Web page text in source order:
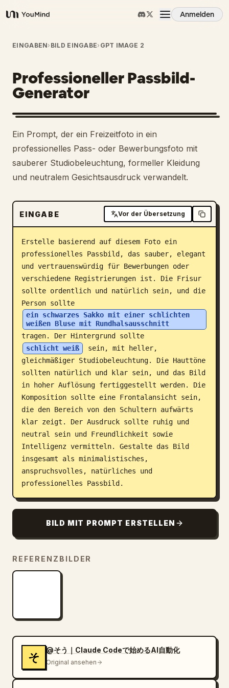
YouMind
Anmelden
Übersicht
Anwendungsfälle
Fähigkeiten
Prompts
Preise
Download
Blog
Updates
EINGABEN› BILD EINGABE› GPT IMAGE 2
Professioneller Passbild-
Generator
Ein Prompt, der ein Freizeitfoto in ein
professionelles Pass- oder Bewerbungsfoto mit
sauberer Studiobeleuchtung, formeller Kleidung
und neutralem Gesichtsausdruck verwandelt.
EINGABE Vor der Übersetzung
Erstelle basierend auf diesem Foto ein
professionelles Passbild, das sauber, elegant
und vertrauenswürdig für Bewerbungen oder
verschiedene Registrierungen ist. Die Frisur
sollte ordentlich und natürlich sein, und die
Person sollte
ein schwarzes Sakko mit einer schlichten
weißen Bluse mit Rundhalsausschnitt
tragen. Der Hintergrund sollte
schlicht weiß
sein, mit heller,
gleichmäßiger Studiobeleuchtung. Die Hauttöne
sollten natürlich und klar sein, und das Bild
in hoher Auflösung fertiggestellt werden. Die
Komposition sollte eine Frontalansicht sein,
die den Bereich von den Schultern aufwärts
klar zeigt. Der Ausdruck sollte ruhig und
neutral sein und Freundlichkeit sowie
Intelligenz vermitteln. Gestalte das Bild
insgesamt als minimalistisches,
anspruchsvolles, natürliches und
professionelles Passbild.
BILD MIT PROMPT ERSTELLEN
REFERENZBILDER
そ
@そう｜Claude Codeで始めるAI自動化
Original ansehen